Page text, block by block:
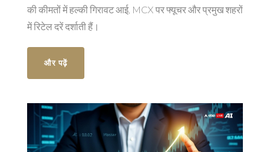
की कीमतों में हल्की गिरावट आई, MCX पर फ्यूचर और प्रमुख शहरों
में रिटेल दरें दर्शाती हैं।
और पढ़ें